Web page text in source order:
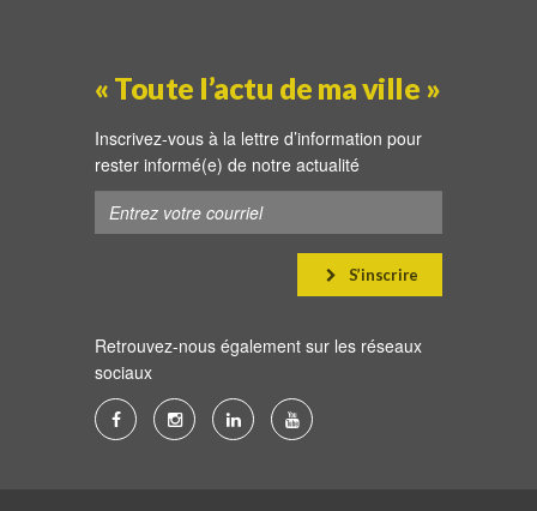
« Toute l’actu de ma ville »
Inscrivez-vous à la lettre d’information pour
rester informé(e) de notre actualité
S’inscrire
Retrouvez-nous également sur les réseaux
sociaux
Lien
Lien
Lien
Lien